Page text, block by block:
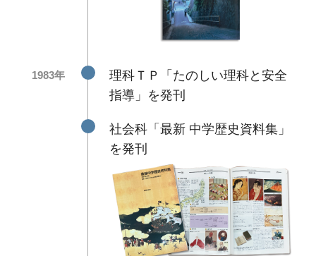
1983年
理科ＴＰ「たのしい理科と安全
指導」を発刊
社会科「最新 中学歴史資料集」
を発刊